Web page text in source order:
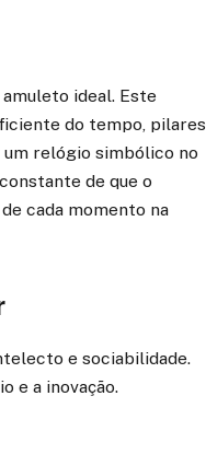
ideal. Este
do tempo, pilares
relógio simbólico no
de que o
cada momento na
e sociabilidade.
e a inovação.